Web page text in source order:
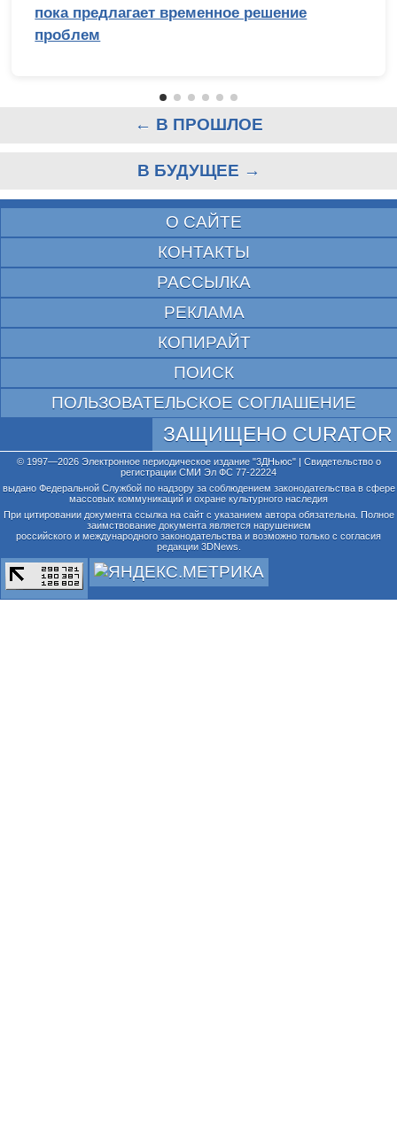
пока предлагает временное решение
проблем
← В ПРОШЛОЕ
В БУДУЩЕЕ →
О САЙТЕ
КОНТАКТЫ
РАССЫЛКА
РЕКЛАМА
КОПИРАЙТ
ПОИСК
ПОЛЬЗОВАТЕЛЬСКОЕ СОГЛАШЕНИЕ
ЗАЩИЩЕНО CURATOR
© 1997—2026 Электронное периодическое издание "3ДНьюс" | Свидетельство о
регистрации СМИ Эл ФС 77-22224
выдано Федеральной Службой по надзору за соблюдением законодательства в сфере
массовых коммуникаций и охране культурного наследия
При цитировании документа ссылка на сайт с указанием автора обязательна. Полное
заимствование документа является нарушением
российского и международного законодательства и возможно только с согласия
редакции 3DNews.